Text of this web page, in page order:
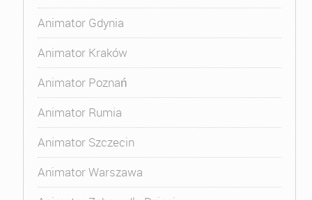
Animator Gdynia
Animator Kraków
Animator Poznań
Animator Rumia
Animator Szczecin
Animator Warszawa